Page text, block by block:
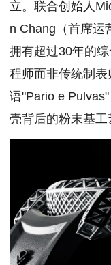
立。联合创始人
n Chang（首席运
拥有超过30年的
程师而非传统制
语"Pario e
壳背后的粉末基工